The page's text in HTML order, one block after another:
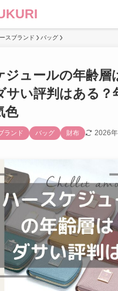
スブランド バッグ
ジュールの年齢層
サい評判はある？
色
ランド バッグ 財布 2026